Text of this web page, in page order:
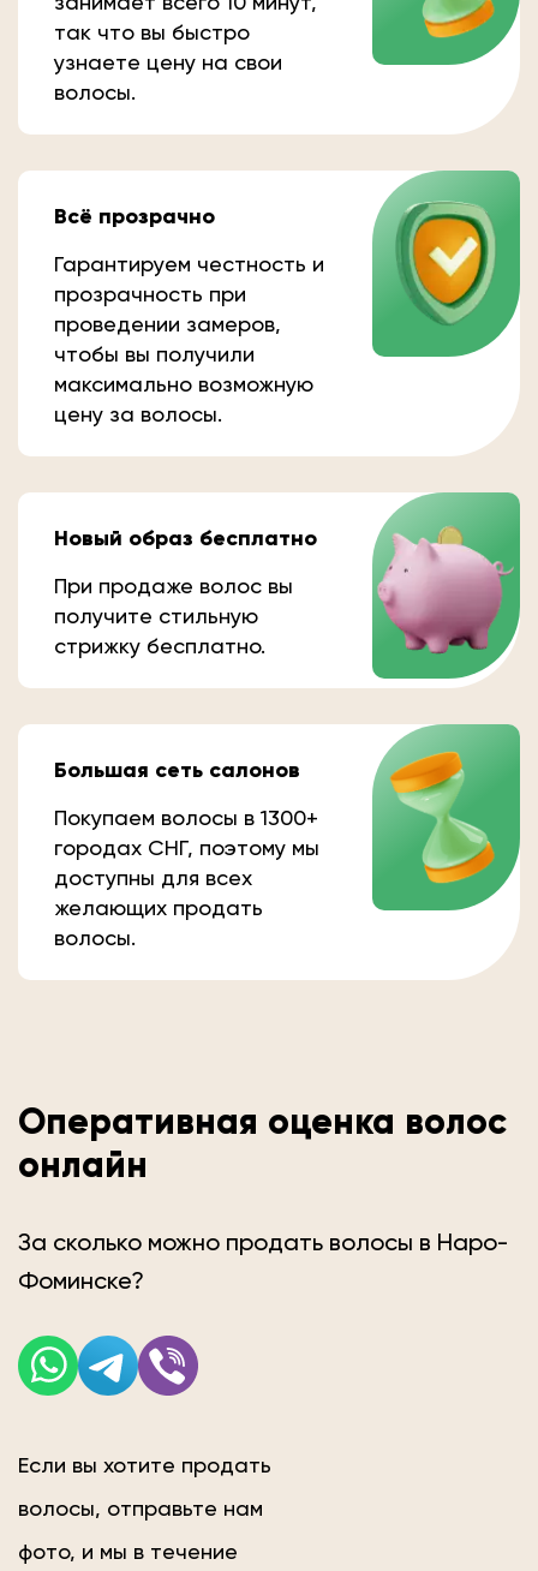
так что вы быстро
узнаете цену на свои
волосы.
Всё прозрачно
Гарантируем честность и
прозрачность при
проведении замеров,
чтобы вы получили
максимально возможную
цену за волосы.
Новый образ бесплатно
При продаже волос вы
получите стильную
стрижку бесплатно.
Большая сеть салонов
Покупаем волосы в 1300+
городах СНГ, поэтому мы
доступны для всех
желающих продать
волосы.
Оперативная оценка волос
онлайн
За сколько можно продать волосы в Наро-
Фоминске?
Если вы хотите продать
волосы, отправьте нам
фото, и мы в течение